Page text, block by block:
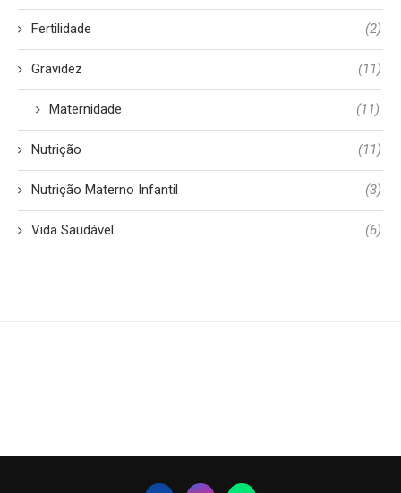
Fertilidade (2)
Gravidez (11)
Maternidade (11)
Nutrição (11)
Nutrição Materno Infantil (3)
Vida Saudável (6)